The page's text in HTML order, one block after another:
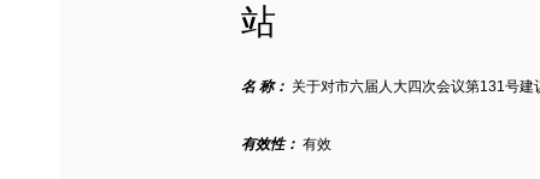
站
名 称： 关于对市六届人大四次会议第131号建
有效性： 有效